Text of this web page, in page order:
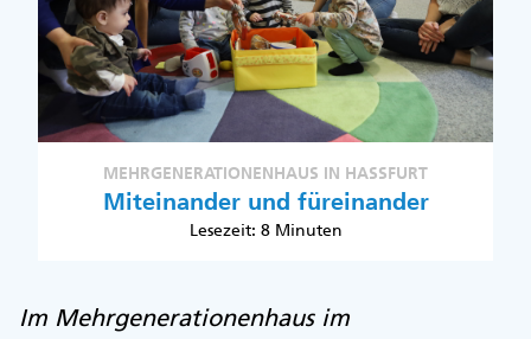
MEHRGENERATIONENHAUS IN HASSFURT
Miteinander und füreinander
Lesezeit: 8 Minuten
Im Mehrgenerationenhaus im